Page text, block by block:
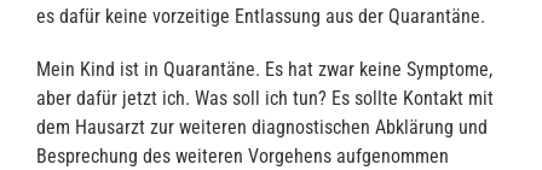
es dafür keine vorzeitige Entlassung aus der Quarantäne.
Mein Kind ist in Quarantäne. Es hat zwar keine Symptome,
aber dafür jetzt ich. Was soll ich tun? Es sollte Kontakt mit
dem Hausarzt zur weiteren diagnostischen Abklärung und
Besprechung des weiteren Vorgehens aufgenommen